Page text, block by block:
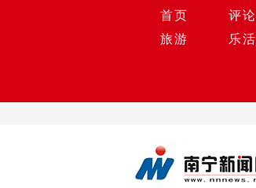
首页 评论
旅游
乐活